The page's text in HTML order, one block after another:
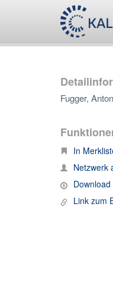
Fugger,
In
Netzwerk
Link zum